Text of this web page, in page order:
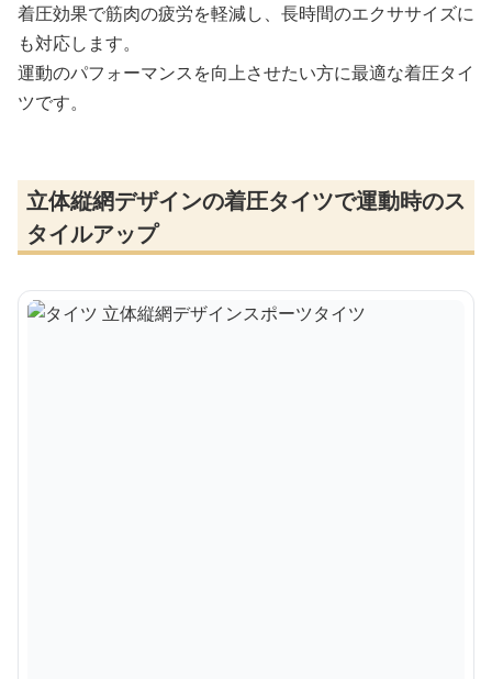
着圧効果で筋肉の疲労を軽減し、長時間のエクササイズに
も対応します。
運動のパフォーマンスを向上させたい方に最適な着圧タイ
ツです。
立体縦網デザインの着圧タイツで運動時のス
タイルアップ